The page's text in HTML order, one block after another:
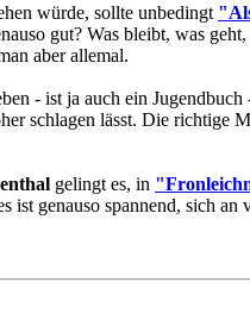
würde, sollte unbedingt
gut? Was bleibt, was
aber allemal.
- ist ja auch ein
schlagen lässt. Die richtige
gelingt es, in
genauso spannend, sich